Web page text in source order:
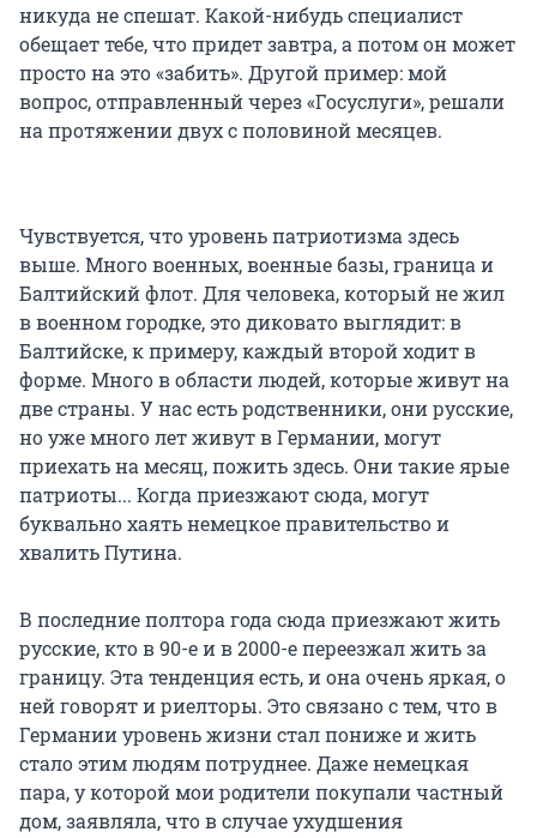
никуда не спешат. Какой-нибудь специалист
обещает тебе, что придет завтра, а потом он может
просто на это «забить». Другой пример: мой
вопрос, отправленный через «Госуслуги», решали
на протяжении двух с половиной месяцев.
Чувствуется, что уровень патриотизма здесь
выше. Много военных, военные базы, граница и
Балтийский флот. Для человека, который не жил
в военном городке, это диковато выглядит: в
Балтийске, к примеру, каждый второй ходит в
форме. Много в области людей, которые живут на
две страны. У нас есть родственники, они русские,
но уже много лет живут в Германии, могут
приехать на месяц, пожить здесь. Они такие ярые
патриоты... Когда приезжают сюда, могут
буквально хаять немецкое правительство и
хвалить Путина.
В последние полтора года сюда приезжают жить
русские, кто в 90-е и в 2000-е переезжал жить за
границу. Эта тенденция есть, и она очень яркая, о
ней говорят и риелторы. Это связано с тем, что в
Германии уровень жизни стал пониже и жить
стало этим людям потруднее. Даже немецкая
пара, у которой мои родители покупали частный
дом, заявляла, что в случае ухудшения